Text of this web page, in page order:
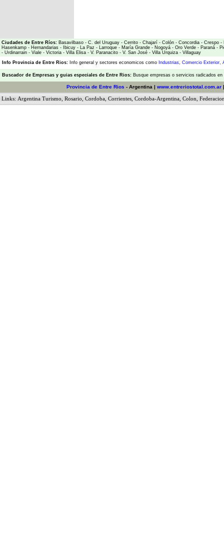
Ciudades de Entre Ríos: Basavilbaso - C. del Uruguay - Cerrito - Chajarí - Colón - Concordia - Crespo -
Hasenkamp - Hernandarias - Ibicuy - La Paz - Larroque - María Grande - Nogoyá - Oro Verde - Paraná -
- Urdinarrain - Viale - Victoria - Villa Elisa - V. Paranacito - V. San José - Villa Urquiza - Villaguay
Info Provincia de Entre Rios: Info general y sectores economicos como Industrias, Comercio Exterior,
Buscador de Empresas y guias especiales de Entre Rios: Busque empresas o servicios radicados
Provincia de Entre Rios - Argentina | www.entreriostotal.com.ar
Links: Argentina Turismo Rosario Cordoba Corrientes Cordoba-Argentina Colon